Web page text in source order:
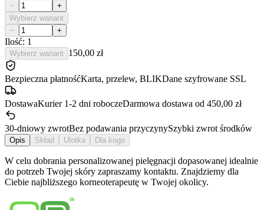
−
+
Wybierz wariant
−
+
Ilość: 1
Wybierz wariant 150,00 zł
Bezpieczna płatnośćKarta, przelew, BLIKDane szyfrowane SSL
DostawaKurier 1-2 dni roboczeDarmowa dostawa od 450,00 zł
30-dniowy zwrotBez podawania przyczynySzybki zwrot środków
Opis Skład Ulotka Dla kogo
W celu dobrania personalizowanej pielęgnacji dopasowanej idealnie
do potrzeb Twojej skóry zapraszamy kontaktu. Znajdziemy dla
Ciebie najbliższego korneoterapeutę w Twojej okolicy.